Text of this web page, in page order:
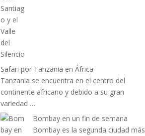
Safari por Tanzania en África
Tanzania se encuentra en el centro del
continente africano y debido a su gran
variedad …
Bombay en un fin de semana
Bombay es la segunda ciudad más